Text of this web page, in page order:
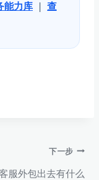
能力库 ｜ 查
下一步
服外包出去有什么